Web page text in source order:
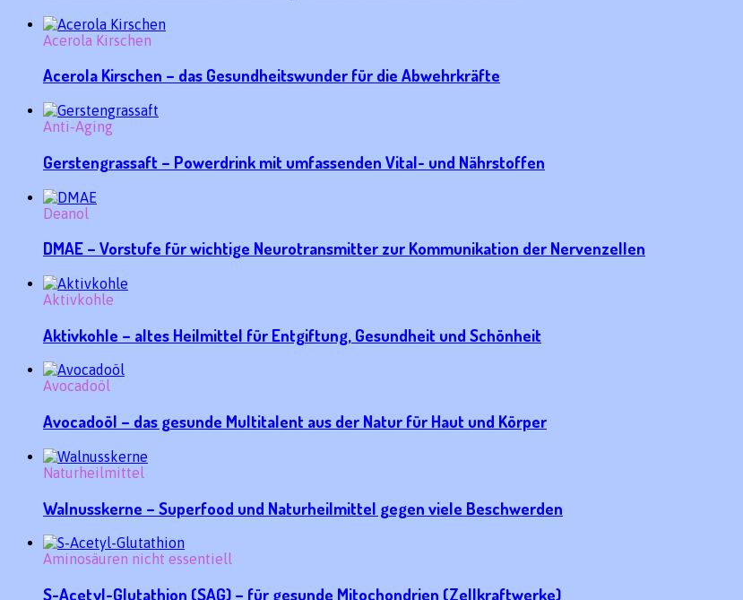
Acerola Kirschen
Acerola Kirschen – das Gesundheitswunder für die Abwehrkräfte
Anti-Aging
Gerstengrassaft – Powerdrink mit umfassenden Vital- und Nährstoffen
Deanol
DMAE – Vorstufe für wichtige Neurotransmitter zur Kommunikation der Nervenzellen
Aktivkohle
Aktivkohle – altes Heilmittel für Entgiftung, Gesundheit und Schönheit
Avocadoöl
Avocadoöl – das gesunde Multitalent aus der Natur für Haut und Körper
Naturheilmittel
Walnusskerne – Superfood und Naturheilmittel gegen viele Beschwerden
Aminosäuren nicht essentiell
S-Acetyl-Glutathion (SAG) – für gesunde Mitochondrien (Zellkraftwerke)